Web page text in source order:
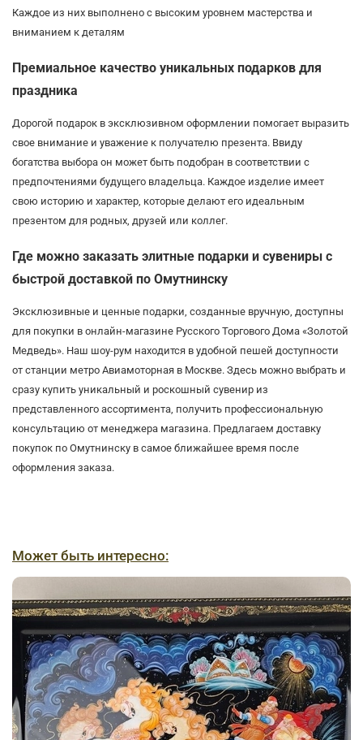
Каждое из них выполнено с высоким уровнем мастерства и
вниманием к деталям
Премиальное качество уникальных подарков для
праздника
Дорогой подарок в эксклюзивном оформлении помогает выразить
свое внимание и уважение к получателю презента. Ввиду
богатства выбора он может быть подобран в соответствии с
предпочтениями будущего владельца. Каждое изделие имеет
свою историю и характер, которые делают его идеальным
презентом для родных, друзей или коллег.
Где можно заказать элитные подарки и сувениры с
быстрой доставкой по Омутнинску
Эксклюзивные и ценные подарки, созданные вручную, доступны
для покупки в онлайн-магазине Русского Торгового Дома «Золотой
Медведь». Наш шоу-рум находится в удобной пешей доступности
от станции метро Авиамоторная в Москве. Здесь можно выбрать и
сразу купить уникальный и роскошный сувенир из
представленного ассортимента, получить профессиональную
консультацию от менеджера магазина. Предлагаем доставку
покупок по Омутнинску в самое ближайшее время после
оформления заказа.
Может быть интересно: